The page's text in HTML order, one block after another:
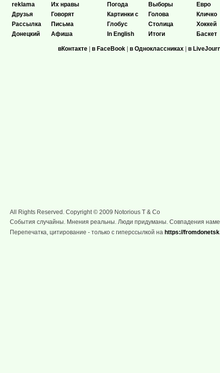
reklama
Друзья
Рассылка
Донецкий
Их нравы
Говорят
Письма
Афиша
Погода
Картинки с
Глобус
In English
Выборы
Голова
Столица
Итоги
Евро
Кличко
Хоккей
Баскет
вКонтакте | в FaceBook | в Одноклассниках | в
All Rights Reserved. Copyright © 2009 Notorious T & Co
События случайны. Мнения реальны. Люди придуманы. Совпадения
Перепечатка, цитирование - только с гиперссылкой на https://